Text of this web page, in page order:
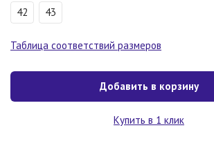
42 43
Таблица соответствий размеров
Добавить в корзину
Купить в 1 клик